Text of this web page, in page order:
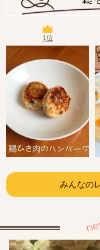
1位
みんなの